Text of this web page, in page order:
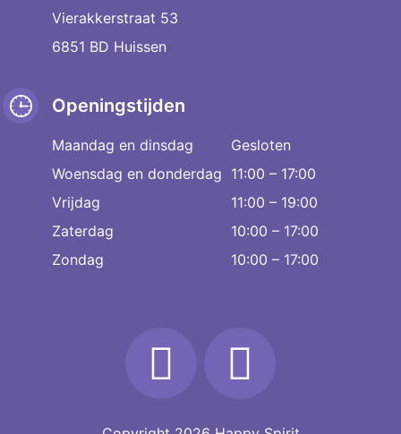
Vierakkerstraat 53
6851 BD Huissen
Openingstijden
Maandag en dinsdag
Gesloten
Woensdag en donderdag 11:00 – 17:00
Vrijdag
11:00 – 19:00
Zaterdag
10:00 – 17:00
Zondag
10:00 – 17:00